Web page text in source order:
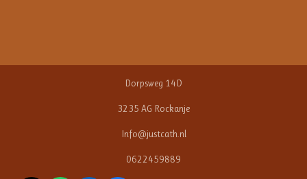
Dorpsweg 14D
3235 AG Rockanje
Info@justcath.nl
0622459889